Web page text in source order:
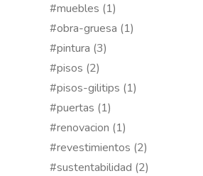
#muebles (1)
#obra-gruesa (1)
#pintura (3)
#pisos (2)
#pisos-gilitips (1)
#puertas (1)
#renovacion (1)
#revestimientos (2)
#sustentabilidad (2)